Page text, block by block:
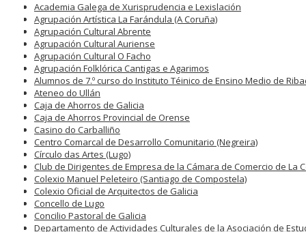
Academia Galega de Xurisprudencia e Lexislación
Agrupación Artística La Farándula (A Coruña)
Agrupación Cultural Abrente
Agrupación Cultural Auriense
Agrupación Cultural O Facho
Agrupación Folklórica Cantigas e Agarimos
Alumnos de 7.º curso do Instituto Téinico de Ensino Medio de
Ateneo do Ullán
Caja de Ahorros de Galicia
Caja de Ahorros Provincial de Orense
Casino do Carballiño
Centro Comarcal de Desarrollo Comunitario (Negreira)
Círculo das Artes (Lugo)
Club de Dirigentes de Empresa de la Cámara de Comercio de La
Colexio Manuel Peleteiro (Santiago de Compostela)
Colexio Oficial de Arquitectos de Galicia
Concello de Lugo
Concilio Pastoral de Galicia
Departamento de Actividades Culturales de la Asociación de